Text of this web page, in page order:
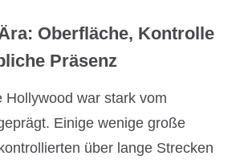
Oberfläche, Kontrolle
Präsenz
Hollywood war stark vom
Einige wenige große
über lange Strecken